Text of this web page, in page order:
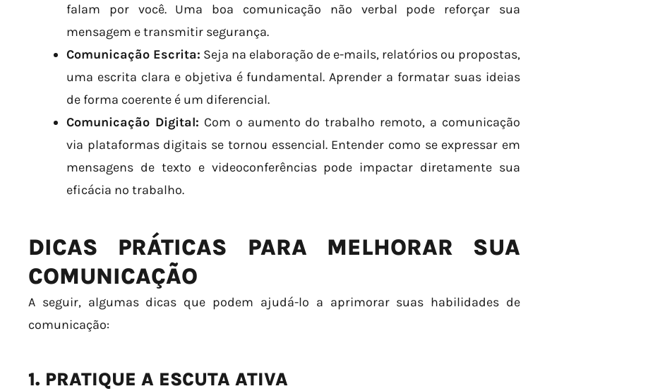
falam por você. Uma boa comunicação não verbal pode reforçar sua
mensagem e transmitir segurança.
Comunicação Escrita: Seja na elaboração de e-mails, relatórios ou propostas,
uma escrita clara e objetiva é fundamental. Aprender a formatar suas ideias
de forma coerente é um diferencial.
Comunicação Digital: Com o aumento do trabalho remoto, a comunicação
via plataformas digitais se tornou essencial. Entender como se expressar em
mensagens de texto e videoconferências pode impactar diretamente sua
eficácia no trabalho.
DICAS PRÁTICAS PARA MELHORAR SUA
COMUNICAÇÃO
A seguir, algumas dicas que podem ajudá-lo a aprimorar suas habilidades de
comunicação:
1. PRATIQUE A ESCUTA ATIVA